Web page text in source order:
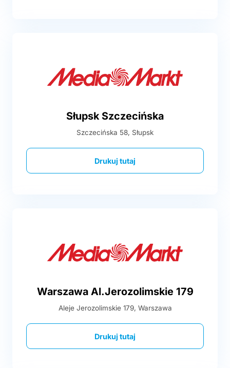
Słupsk Szczecińska
Szczecińska 58, Słupsk
Drukuj tutaj
Warszawa Al.Jerozolimskie 179
Aleje Jerozolimskie 179, Warszawa
Drukuj tutaj